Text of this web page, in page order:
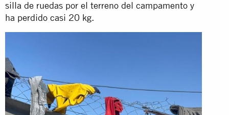
silla de ruedas por el terreno del campamento y
ha perdido casi 20 kg.